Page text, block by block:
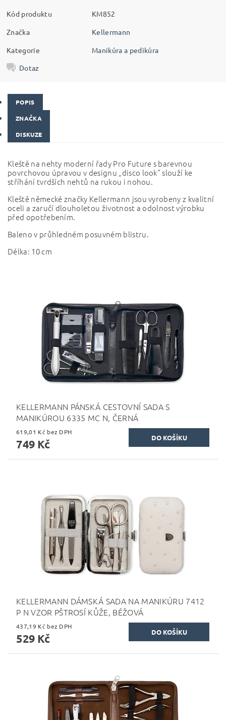
Kód produktu
KM852
Značka
Kellermann
Kategorie
Manikúra a pedikúra
Dotaz
POPIS
ZNAČKA
DISKUZE
Kleště na nehty moderní řady Pro Future s barevnou
povrchovou úpravou v designu „disco look“ slouží ke
stříhání tvrdších nehtů na rukou i nohou.
Kleště německé značky Kellermann jsou vyrobeny z kvalitní
oceli a zaručí dlouholetou životnost a odolnost výrobku
před opotřebením.
Baleno v průhledném posuvném blistru.
Délka: 10 cm
KELLERMANN PÁNSKÁ CESTOVNÍ SADA S
MANIKÚROU 6335 MC N, ČERNÁ
619,01 Kč bez DPH
749 Kč
KELLERMANN DÁMSKÁ SADA NA MANIKÚRU 7412
P N VZOR PŠTROSÍ KŮŽE, BÉŽOVÁ
437,19 Kč bez DPH
529 Kč